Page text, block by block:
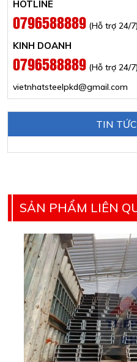
HOTLINE
0796588889 (Hỗ trợ 24/7)
KINH DOANH
0796588889 (Hỗ trợ 24/7)
vietnhatsteelpkd@gmail.com
TIN
SẢN PHẨM LIÊN